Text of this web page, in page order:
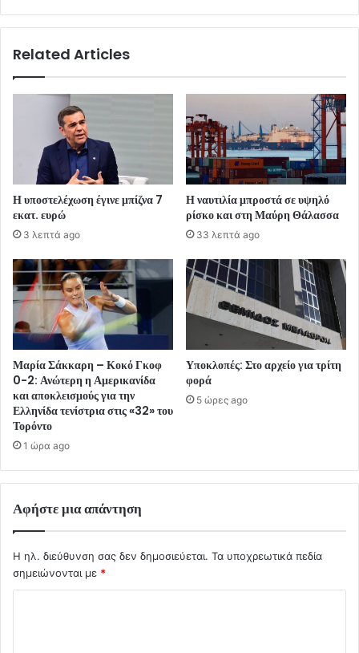
Related Articles
Η υποστελέχωση έγινε μπίζνα 7
εκατ. ευρώ
3 λεπτά ago
Η ναυτιλία μπροστά σε υψηλό
ρίσκο και στη Μαύρη Θάλασσα
33 λεπτά ago
Μαρία Σάκκαρη – Κοκό Γκοφ
0-2: Ανώτερη η Αμερικανίδα
και αποκλεισμούς για την
Ελληνίδα τενίστρια στις «32» του
Τορόντο
1 ώρα ago
Υποκλοπές: Στο αρχείο για τρίτη
φορά
5 ώρες ago
Αφήστε μια απάντηση
Η ηλ. διεύθυνση σας δεν δημοσιεύεται. Τα υποχρεωτικά πεδία
σημειώνονται με *